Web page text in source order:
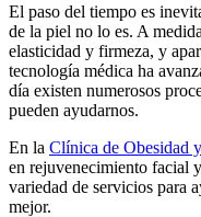
El paso del tiempo es
de la piel no lo es. A
elasticidad y firmeza, y
tecnología médica ha
día existen numerosos
pueden ayudarnos.
En la Clínica de Obesidad
en rejuvenecimiento facial
variedad de servicios para
mejor.